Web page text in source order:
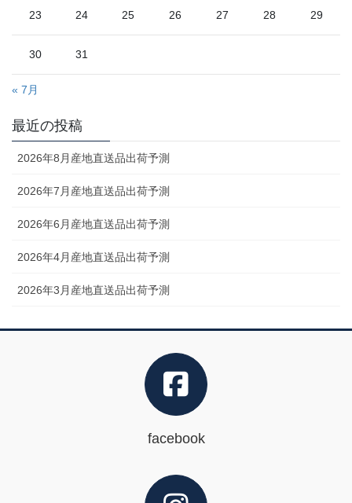
23 24 25 26 27 28 29
30 31
« 7月
最近の投稿
2026年8月産地直送品出荷予測
2026年7月産地直送品出荷予測
2026年6月産地直送品出荷予測
2026年4月産地直送品出荷予測
2026年3月産地直送品出荷予測
facebook